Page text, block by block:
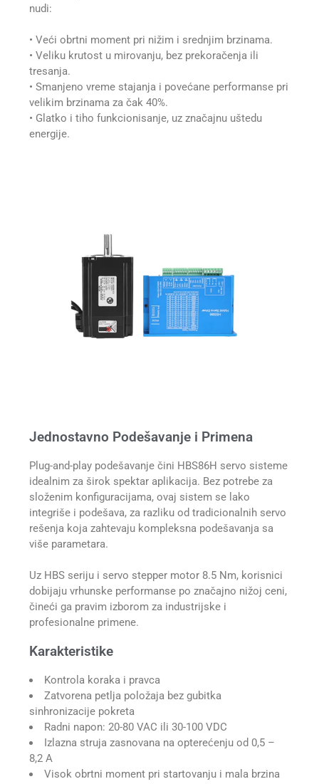
nudi:
• Veći obrtni moment pri nižim i srednjim brzinama.
• Veliku krutost u mirovanju, bez prekoračenja ili
tresanja.
• Smanjeno vreme stajanja i povećane performanse pri
velikim brzinama za čak 40%.
• Glatko i tiho funkcionisanje, uz značajnu uštedu
energije.
Jednostavno Podešavanje i Primena
Plug-and-play podešavanje čini HBS86H servo sisteme
idealnim za širok spektar aplikacija. Bez potrebe za
složenim konfiguracijama, ovaj sistem se lako
integriše i podešava, za razliku od tradicionalnih servo
rešenja koja zahtevaju kompleksna podešavanja sa
više parametara.
Uz HBS seriju i servo stepper motor 8.5 Nm, korisnici
dobijaju vrhunske performanse po značajno nižoj ceni,
čineći ga pravim izborom za industrijske i
profesionalne primene.
Karakteristike
Kontrola koraka i pravca
Zatvorena petlja položaja bez gubitka
sinhronizacije pokreta
Radni napon: 20-80 VAC ili 30-100 VDC
Izlazna struja zasnovana na opterećenju od 0,5 –
8,2 A
Visok obrtni moment pri startovanju i mala brzina